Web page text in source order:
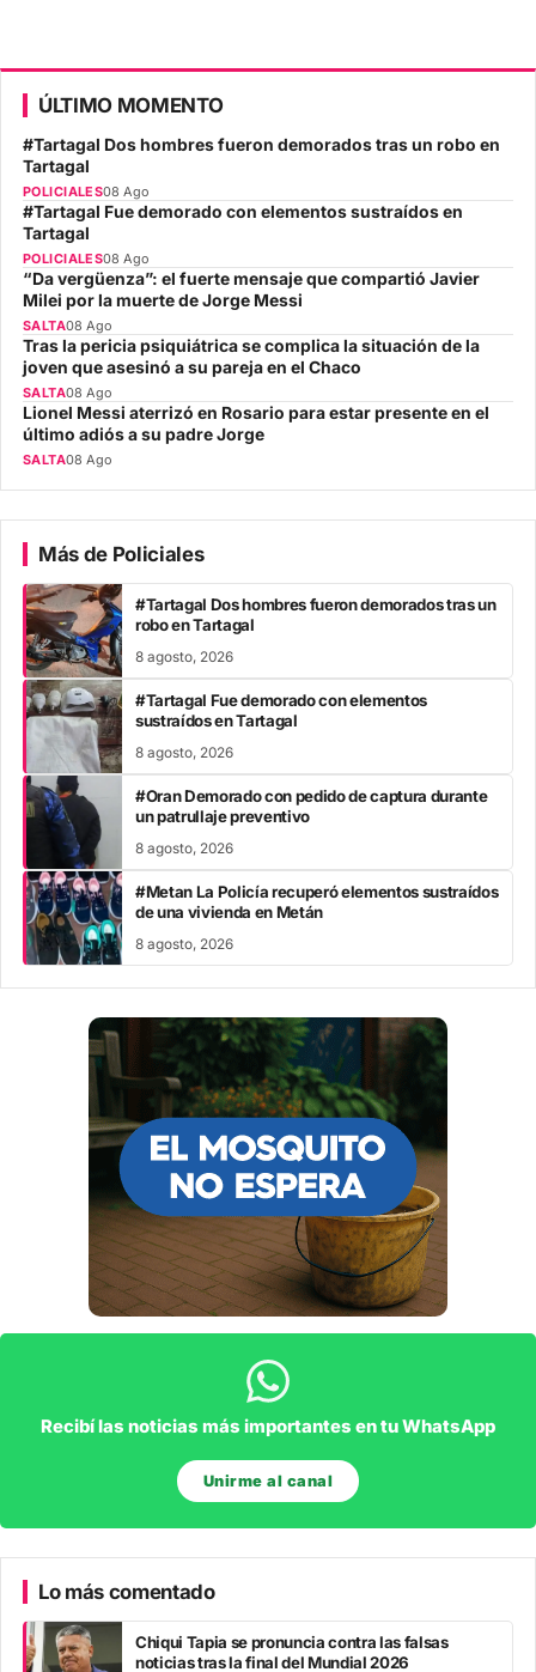
ÚLTIMO MOMENTO
#Tartagal Dos hombres fueron demorados tras un robo en
Tartagal
POLICIALES08 Ago
#Tartagal Fue demorado con elementos sustraídos en
Tartagal
POLICIALES08 Ago
“Da vergüenza”: el fuerte mensaje que compartió Javier
Milei por la muerte de Jorge Messi
SALTA08 Ago
Tras la pericia psiquiátrica se complica la situación de la
joven que asesinó a su pareja en el Chaco
SALTA08 Ago
Lionel Messi aterrizó en Rosario para estar presente en el
último adiós a su padre Jorge
SALTA08 Ago
Más de Policiales
#Tartagal Dos hombres fueron demorados tras un
robo en Tartagal
8 agosto, 2026
#Tartagal Fue demorado con elementos
sustraídos en Tartagal
8 agosto, 2026
#Oran Demorado con pedido de captura durante
un patrullaje preventivo
8 agosto, 2026
#Metan La Policía recuperó elementos sustraídos
de una vivienda en Metán
8 agosto, 2026
Recibí las noticias más importantes en tu WhatsApp
Unirme al canal
Lo más comentado
Chiqui Tapia se pronuncia contra las falsas
noticias tras la final del Mundial 2026